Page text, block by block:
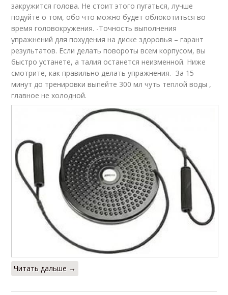
закружится голова. Не стоит этого пугаться, лучше
подуйте о том, обо что можно будет облокотиться во
время головокружения. -Точность выполнения
упражнений для похудения на диске здоровья – гарант
результатов. Если делать повороты всем корпусом, вы
быстро устанете, а талия останется неизменной. Ниже
смотрите, как правильно делать упражнения.- За 15
минут до тренировки выпейте 300 мл чуть теплой воды ,
главное не холодной.
Читать дальше →